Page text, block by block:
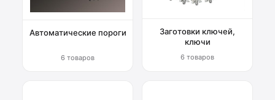
Автоматические пороги
6 товаров
Заготовки ключей,
ключи
6 товаров